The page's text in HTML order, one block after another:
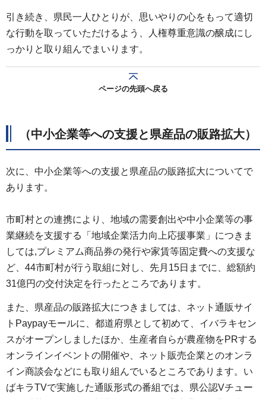
引き続き、県民一人ひとりが、思いやりの心をもって適切
な行動を取っていただけるよう、人権尊重意識の醸成にし
っかりと取り組んでまいります。
ページの先頭へ戻る
（中小企業等への支援と県産品の販路拡大）
次に、中小企業等への支援と県産品の販路拡大についてで
あります。
市町村との連携により、地域の需要創出や中小企業等の事
業継続を支援する「地域企業活力向上応援事業」につきま
しては,プレミアム商品券の発行や家賃等固定費への支援な
ど、44市町村が行う取組に対し、先月15日までに、総額約
31億円の交付決定を行ったところであります。
また、県産品の販路拡大につきましては、ネット通販サイ
トPaypayモールに、都道府県として初めて、イバラキセン
スがオープンしましたほか、生産者自らが農産物をPRする
オンラインイベントの開催や、ネット販売企業とのオンラ
イン商談会などにも取り組んでいるところであります。い
ばキラTVで実施した通販形式の番組では、県公認Vチュー